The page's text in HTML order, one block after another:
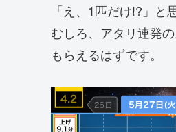
「え、1匹だけ!?」と
むしろ、アタリ連発
もらえるはずです。